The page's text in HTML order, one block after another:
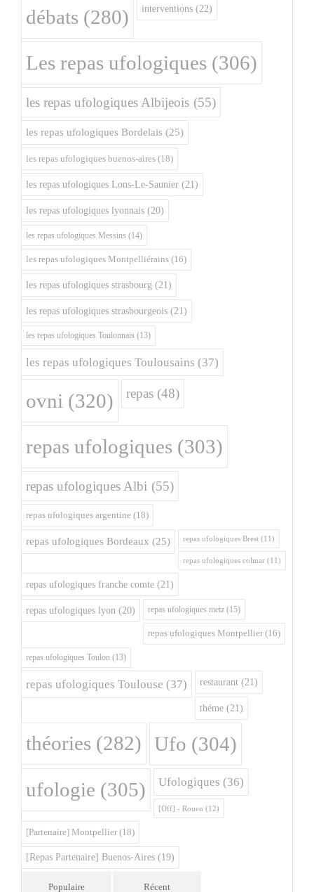
débats (280) interventions (22)
Les repas ufologiques (306)
les repas ufologiques Albijeois (55)
les repas ufologiques Bordelais (25)
les repas ufologiques buenos-aires (18)
les repas ufologiques Lons-Le-Saunier (21)
les repas ufologiques lyonnais (20)
les repas ufologiques Messins (14)
les repas ufologiques Montpelliérains (16)
les repas ufologiques strasbourg (21)
les repas ufologiques strasbourgeois (21)
les repas ufologiques Toulonnais (13)
les repas ufologiques Toulousains (37)
ovni (320) repas (48)
repas ufologiques (303)
repas ufologiques Albi (55)
repas ufologiques argentine (18)
repas ufologiques Bordeaux (25) repas ufologiques Brest (11)
repas ufologiques colmar (11)
repas ufologiques franche comte (21)
repas ufologiques lyon (20) repas ufologiques metz (15)
repas ufologiques Montpellier (16)
repas ufologiques Toulon (13)
repas ufologiques Toulouse (37) restaurant (21)
théme (21)
théories (282) Ufo (304)
ufologie (305) Ufologiques (36)
[Off] - Rouen (12)
[Partenaire] Montpellier (18)
[Repas Partenaire] Buenos-Aires (19)
Populaire Récent